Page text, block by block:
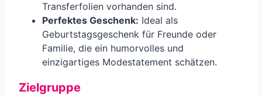
Transferfolien vorhanden sind.
Perfektes Geschenk: Ideal als
Geburtstagsgeschenk für Freunde oder
Familie, die ein humorvolles und
einzigartiges Modestatement schätzen.
Zielgruppe